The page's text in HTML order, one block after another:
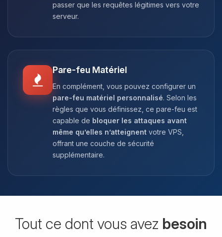
passer que les requêtes légitimes vers votre
serveur.
Pare-feu Matériel
En complément, vous pouvez configurer un
pare-feu matériel personnalisé. Selon les
règles que vous définissez, ce pare-feu est
capable de bloquer les attaques avant
même qu’elles n’atteignent votre VPS,
offrant une couche de sécurité
supplémentaire.
Tout ce dont vous avez besoin